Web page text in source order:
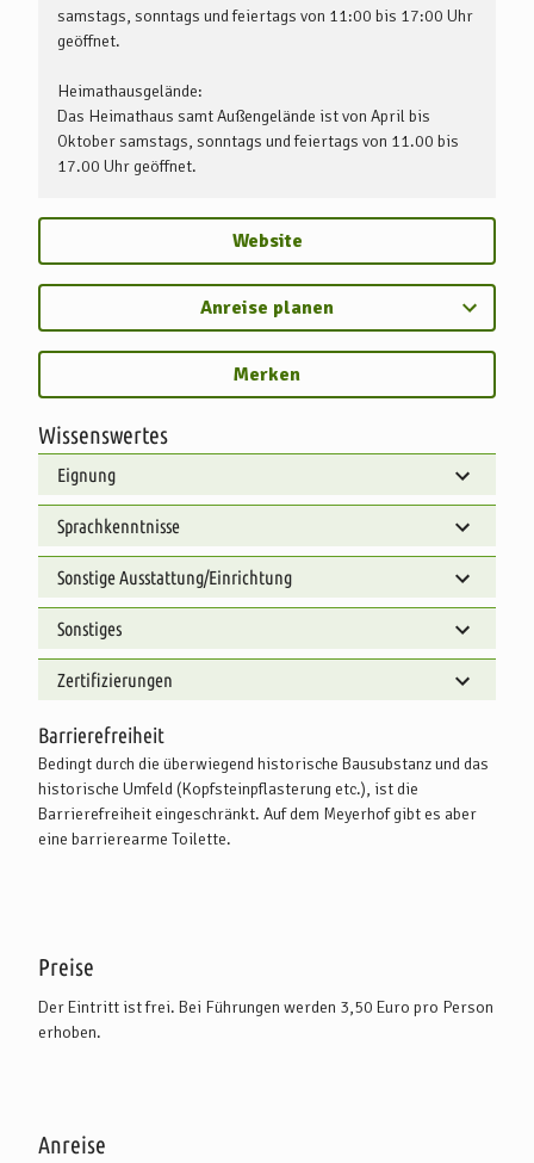
Wissenswertes
Eignung
Sprachkenntnisse
Sonstige Ausstattung/Einrichtung
Sonstiges
Zertifizierungen
Barrierefreiheit
Bedingt durch die überwiegend historische Bausubstanz und das
historische Umfeld (Kopfsteinpflasterung etc.), ist die
Barrierefreiheit eingeschränkt. Auf dem Meyerhof gibt es aber
eine barrierearme Toilette.
Preise
Der Eintritt ist frei. Bei Führungen werden 3,50 Euro pro Person
erhoben.
Anreise
samstags, sonntags und feiertags von 11:00 bis 17:00 Uhr
geöffnet.
Heimathausgelände:
Das Heimathaus samt Außengelände ist von April bis
Oktober samstags, sonntags und feiertags von 11.00 bis
17.00 Uhr geöffnet.
Website
Anreise planen
Merken